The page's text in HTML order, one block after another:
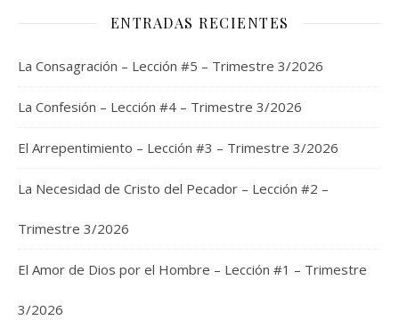
ENTRADAS RECIENTES
La Consagración – Lección #5 – Trimestre 3/2026
La Confesión – Lección #4 – Trimestre 3/2026
El Arrepentimiento – Lección #3 – Trimestre 3/2026
La Necesidad de Cristo del Pecador – Lección #2 –
Trimestre 3/2026
El Amor de Dios por el Hombre – Lección #1 – Trimestre
3/2026